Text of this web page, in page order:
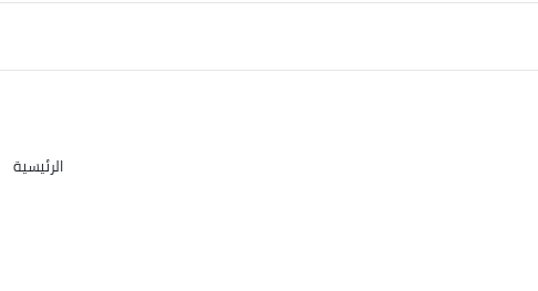
الرئيسية